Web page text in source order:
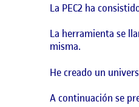
La PEC2 ha
La herramienta se
misma.
He creado un
A continuación se